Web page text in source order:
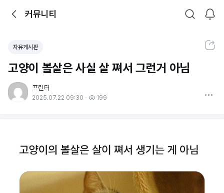
뒤로가기커뮤니티
커뮤니티
검색
알림
공유하기
자유게시판
고양이 볼살은 사실 살 쪄서 그런거 아님
프린터
2025.07.22 09:30 199